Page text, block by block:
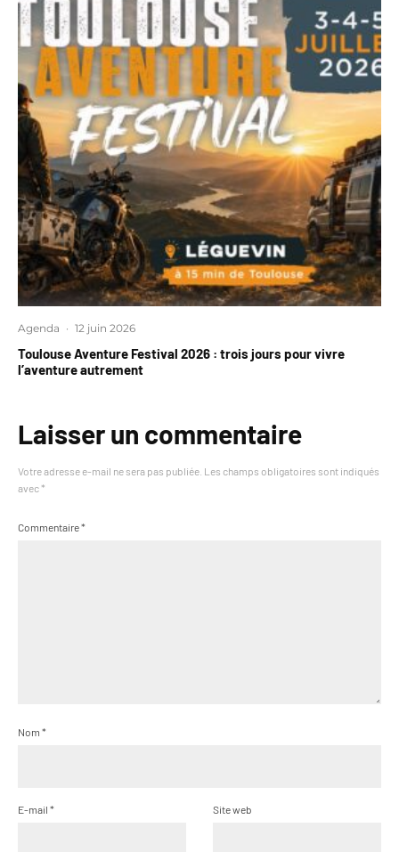
Agenda · 12 juin 2026
Toulouse Aventure Festival 2026 : trois jours pour vivre
l’aventure autrement
Laisser un commentaire
Votre adresse e-mail ne sera pas publiée. Les champs obligatoires sont indiqués
avec *
Commentaire*
Nom *
E-mail * Site web